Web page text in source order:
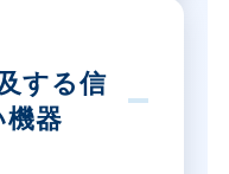
する信
機器